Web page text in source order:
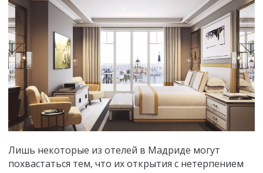
Лишь некоторые из отелей в Мадриде могут
похвастаться тем, что их открытия с нетерпением